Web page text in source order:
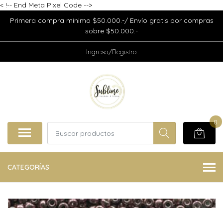
< !-- End Meta Pixel Code -->
Primera compra mínimo $50.000.-/ Envío gratis por compras
sobre $50.000.-
Ingreso/Registro
0
CATEGORÍAS